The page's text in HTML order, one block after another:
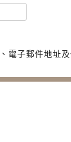
電子郵件地址